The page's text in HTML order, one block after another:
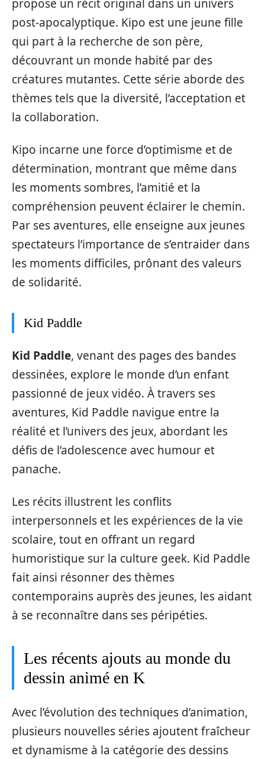
propose un récit original dans un univers
post-apocalyptique. Kipo est une jeune fille
qui part à la recherche de son père,
découvrant un monde habité par des
créatures mutantes. Cette série aborde des
thèmes tels que la diversité, l’acceptation et
la collaboration.
Kipo incarne une force d’optimisme et de
détermination, montrant que même dans
les moments sombres, l’amitié et la
compréhension peuvent éclairer le chemin.
Par ses aventures, elle enseigne aux jeunes
spectateurs l’importance de s’entraider dans
les moments difficiles, prônant des valeurs
de solidarité.
Kid Paddle
Kid Paddle, venant des pages des bandes
dessinées, explore le monde d’un enfant
passionné de jeux vidéo. À travers ses
aventures, Kid Paddle navigue entre la
réalité et l’univers des jeux, abordant les
défis de l’adolescence avec humour et
panache.
Les récits illustrent les conflits
interpersonnels et les expériences de la vie
scolaire, tout en offrant un regard
humoristique sur la culture geek. Kid Paddle
fait ainsi résonner des thèmes
contemporains auprès des jeunes, les aidant
à se reconnaître dans ses péripéties.
Les récents ajouts au monde du
dessin animé en K
Avec l’évolution des techniques d’animation,
plusieurs nouvelles séries ajoutent fraîcheur
et dynamisme à la catégorie des dessins